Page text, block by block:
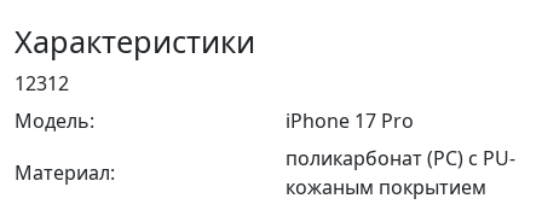
Характеристики
12312
Модель:
iPhone 17 Pro
Материал:
поликарбонат (PC) с PU-
кожаным покрытием